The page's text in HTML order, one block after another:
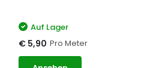
Auf Lager
€ 5,90 Pro Meter